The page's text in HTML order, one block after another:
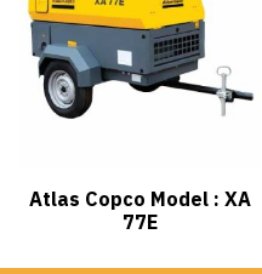
Atlas Copco Model : XA
77E